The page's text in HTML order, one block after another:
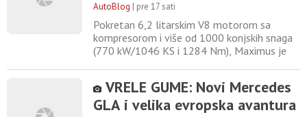
put registrovanih
AutoBlog | pre 17 sati
Pokretan 6,2 litarskim V8 motorom sa
kompresorom i više od 1000 konjskih snaga
(770 kW/1046 KS i 1284 Nm), Maximus je
Procenjena maksimalna brzina je 200 milja
na sat (322 km/h). Maximus ubrzava od 0 do
VRELE GUME: Novi Mercedes
GLA i velika evropska avantura